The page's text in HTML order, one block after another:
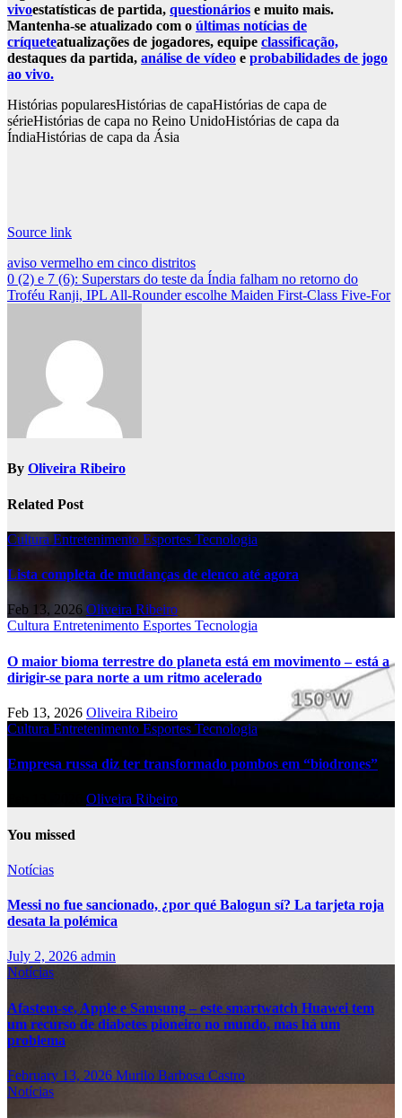
vivoestatísticas de partida, questionários e muito mais.
Mantenha-se atualizado com o últimas notícias de
críqueteatualizações de jogadores, equipe classificação,
destaques da partida, análise de vídeo e probabilidades de jogo
ao vivo.
Histórias popularesHistórias de capaHistórias de capa de
sérieHistórias de capa no Reino UnidoHistórias de capa da
ÍndiaHistórias de capa da Ásia
Source link
Post
navigation
aviso vermelho em cinco distritos
0 (2) e 7 (6): Superstars do teste da Índia falham no retorno do
Troféu Ranji, IPL All-Rounder escolhe Maiden First-Class Five-For
By Oliveira Ribeiro
Related Post
Cultura Entretenimento Esportes Tecnologia
Lista completa de mudanças de elenco até agora
Feb 13, 2026 Oliveira Ribeiro
Cultura Entretenimento Esportes Tecnologia
O maior bioma terrestre do planeta está em movimento – está a
dirigir-se para norte a um ritmo acelerado
Feb 13, 2026 Oliveira Ribeiro
Cultura Entretenimento Esportes Tecnologia
Empresa russa diz ter transformado pombos em “biodrones”
Oliveira Ribeiro
You missed
Notícias
Messi no fue sancionado, ¿por qué Balogun sí? La tarjeta roja
desata la polémica
July 2, 2026 admin
Notícias
Afastem-se, Apple e Samsung – este smartwatch Huawei tem
um recurso de diabetes pioneiro no mundo, mas há um
problema
February 13, 2026 Murilo Barbosa Castro
Notícias